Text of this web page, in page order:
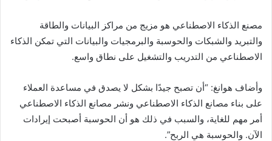
مصنع الذكاء الاصطناعي هو مزيج من مراكز البيانات والطاقة
والتبريد والشبكات والحوسبة والبرمجيات والبيانات التي تمكن الذكاء
الاصطناعي من التدريب والتشغيل على نطاق واسع.
وأضاف هوانغ: “أن تصبح جيدًا بشكل لا يصدق في مساعدة العملاء
على بناء مصانع الذكاء الاصطناعي ونشر مصانع الذكاء الاصطناعي
أمر مهم للغاية، والسبب في ذلك هو أن الحوسبة أصبحت إيرادات
الآن. والحوسبة هي الربح”.